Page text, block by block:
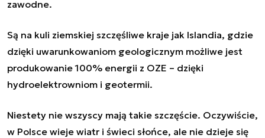
zawodne.
Są na kuli ziemskiej szczęśliwe kraje jak Islandia, gdzie
dzięki uwarunkowaniom geologicznym możliwe jest
produkowanie 100% energii z OZE – dzięki
hydroelektrowniom i geotermii.
Niestety nie wszyscy mają takie szczęście. Oczywiście,
w Polsce wieje wiatr i świeci słońce, ale nie dzieje się